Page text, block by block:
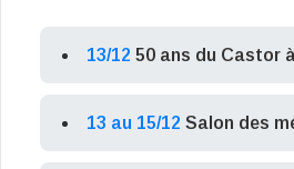
13/12 50 ans du Castor
13 au 15/12 Salon des